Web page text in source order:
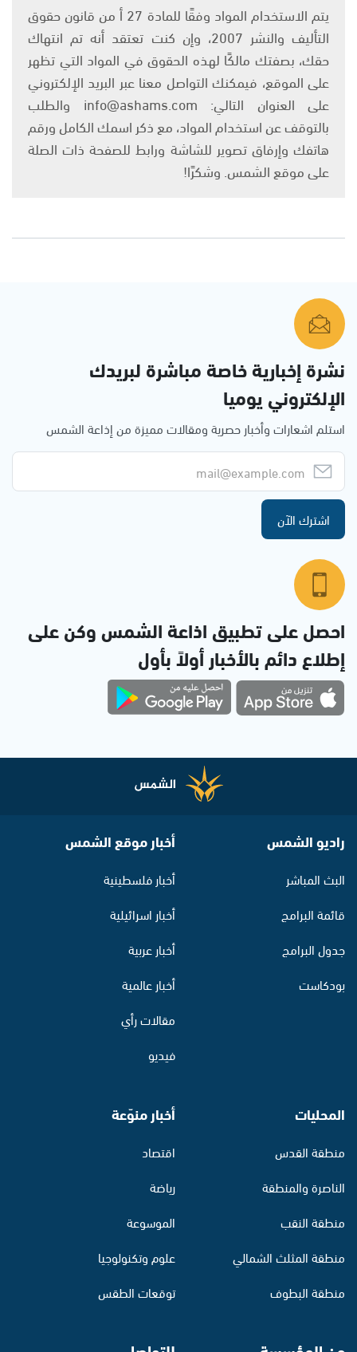
يتم الاستخدام المواد وفقًا للمادة 27 أ من قانون حقوق
التأليف والنشر 2007، وإن كنت تعتقد أنه تم انتهاك
حقك، بصفتك مالكًا لهذه الحقوق في المواد التي تظهر
على الموقع، فيمكنك التواصل معنا عبر البريد الإلكتروني
على العنوان التالي: info@ashams.com والطلب
بالتوقف عن استخدام المواد، مع ذكر اسمك الكامل ورقم
هاتفك وإرفاق تصوير للشاشة ورابط للصفحة ذات الصلة
على موقع الشمس. وشكرًا!
نشرة إخبارية خاصة مباشرة لبريدك
الإلكتروني يوميا
استلم اشعارات وأخبار حصرية ومقالات مميزة من إذاعة الشمس
اشترك الآن
احصل على تطبيق اذاعة الشمس وكن على
إطلاع دائم بالأخبار أولاً بأول
راديو الشمس
البث المباشر
قائمة البرامج
جدول البرامج
بودكاست
أخبار موقع الشمس
أخبار فلسطينية
أخبار اسرائيلية
أخبار عربية
أخبار عالمية
مقالات رأي
فيديو
المحليات
منطقة القدس
الناصرة والمنطقة
منطقة النقب
منطقة المثلث الشمالي
منطقة البطوف
أخبار منوّعة
اقتصاد
رياضة
الموسوعة
علوم وتكنولوجيا
توقعات الطقس